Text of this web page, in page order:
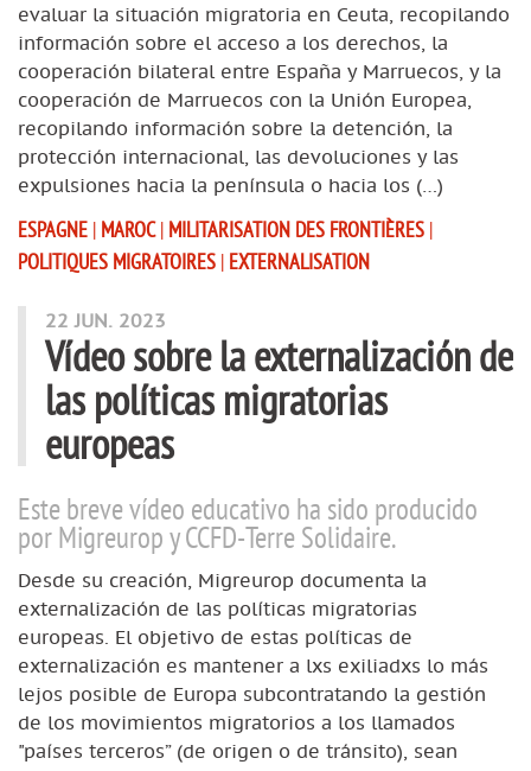
evaluar la situación migratoria en Ceuta, recopilando
información sobre el acceso a los derechos, la
cooperación bilateral entre España y Marruecos, y la
cooperación de Marruecos con la Unión Europea,
recopilando información sobre la detención, la
protección internacional, las devoluciones y las
expulsiones hacia la península o hacia los (…)
ESPAGNE | MAROC | MILITARISATION DES FRONTIÈRES |
POLITIQUES MIGRATOIRES | EXTERNALISATION
22 JUN. 2023
Vídeo sobre la externalización de
las políticas migratorias
europeas
Este breve vídeo educativo ha sido producido
por Migreurop y CCFD-Terre Solidaire.
Desde su creación, Migreurop documenta la
externalización de las políticas migratorias
europeas. El objetivo de estas políticas de
externalización es mantener a lxs exiliadxs lo más
lejos posible de Europa subcontratando la gestión
de los movimientos migratorios a los llamados
"países terceros” (de origen o de tránsito), sean